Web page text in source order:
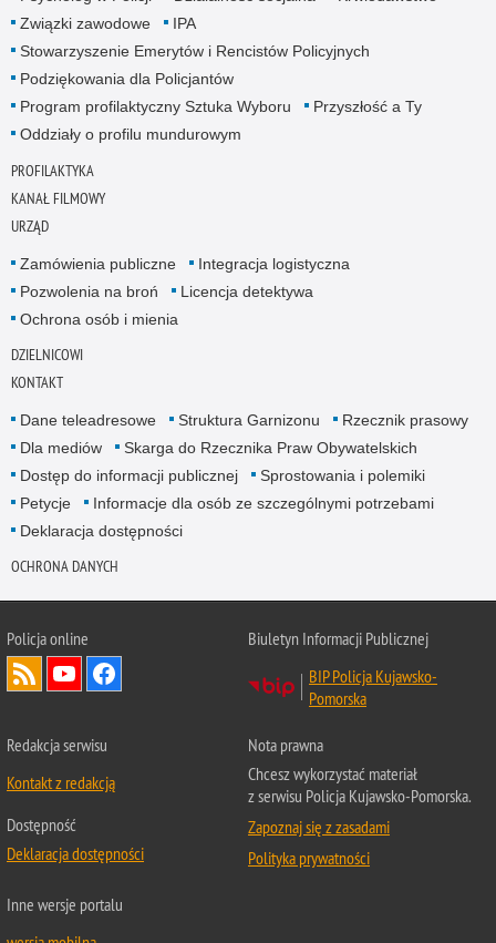
Związki zawodowe
IPA
Stowarzyszenie Emerytów i Rencistów Policyjnych
Podziękowania dla Policjantów
Program profilaktyczny Sztuka Wyboru
Przyszłość a Ty
Oddziały o profilu mundurowym
PROFILAKTYKA
KANAŁ FILMOWY
URZĄD
Zamówienia publiczne
Integracja logistyczna
Pozwolenia na broń
Licencja detektywa
Ochrona osób i mienia
DZIELNICOWI
KONTAKT
Dane teleadresowe Struktura Garnizonu
Rzecznik prasowy
Dla mediów
Skarga do Rzecznika Praw Obywatelskich
Dostęp do informacji publicznej
Sprostowania i polemiki
Petycje
Informacje dla osób ze szczególnymi potrzebami
Deklaracja dostępności
OCHRONA DANYCH
Policja online
Biuletyn Informacji Publicznej
BIP Policja Kujawsko-
Pomorska
Redakcja serwisu
Kontakt z redakcją
Dostępność
Deklaracja dostępności
Nota prawna
Chcesz wykorzystać materiał
z serwisu Policja Kujawsko-Pomorska.
Zapoznaj się z zasadami
Polityka prywatności
Inne wersje portalu